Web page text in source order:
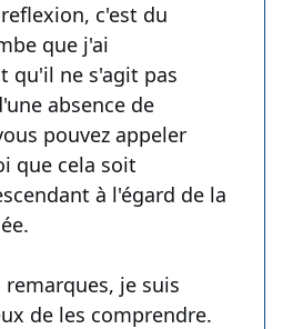
c'est du
que j'ai
qu'il ne s'agit pas
absence de
pouvez appeler
que cela soit
à l'égard de la
je suis
de les comprendre.